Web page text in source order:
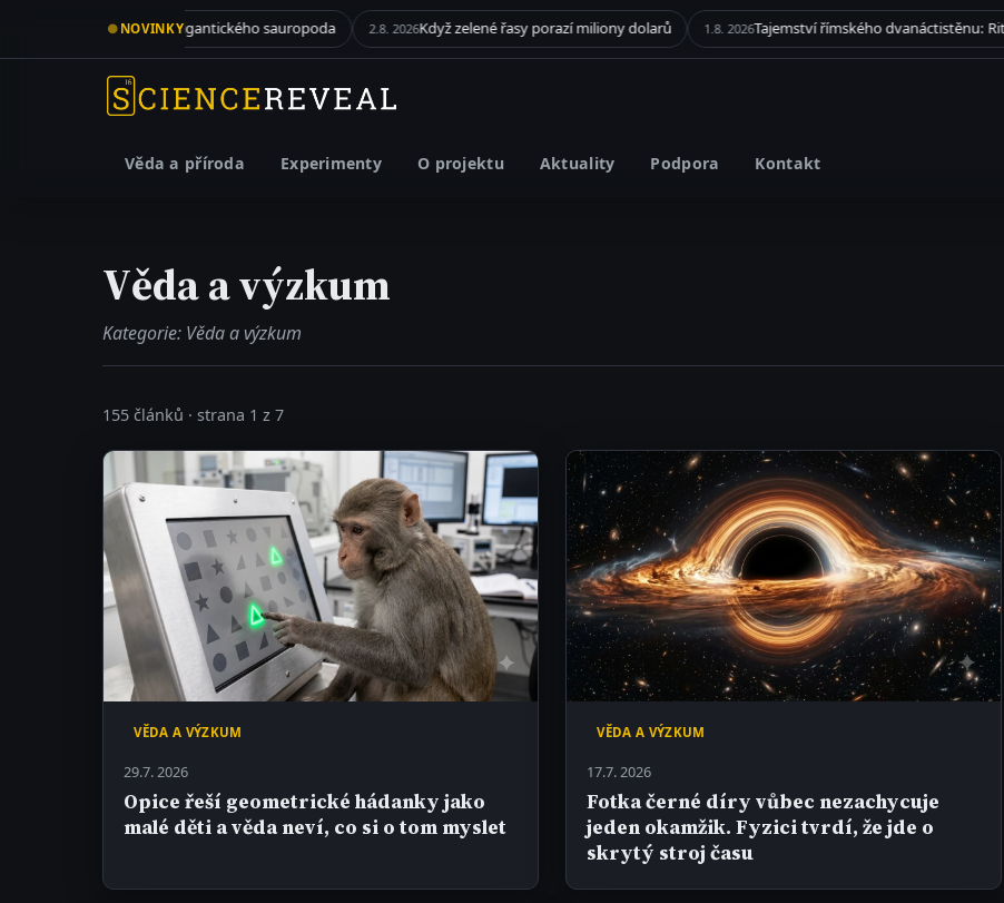
● NOVINKY
2.8. 2026Když zelené řasy porazí miliony dolarů 1.8. 2026 Tajemství římského dvanáctistěnu: Rituální artefakt, nebo ničivá munice? 31.7. 2026ČLÁNEK
Věda a příroda Experimenty O projektu Aktuality Podpora Kontakt
Věda a výzkum
Kategorie: Věda a výzkum
155 článků · strana 1 z 7
VĚDA A VÝZKUM
29.7. 2026
Opice řeší geometrické hádanky jako
malé děti a věda neví, co si o tom myslet
VĚDA A VÝZKUM
17.7. 2026
Fotka černé díry vůbec nezachycuje
jeden okamžik. Fyzici tvrdí, že jde o
skrytý stroj času